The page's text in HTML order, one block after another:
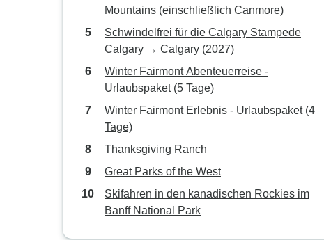
Mountains (einschließlich Canmore)
Schwindelfrei für die Calgary Stampede
Calgary → Calgary (2027)
Winter Fairmont Abenteuerreise -
Urlaubspaket (5 Tage)
Winter Fairmont Erlebnis - Urlaubspaket (4
Tage)
Thanksgiving Ranch
Great Parks of the West
Skifahren in den kanadischen Rockies im
Banff National Park